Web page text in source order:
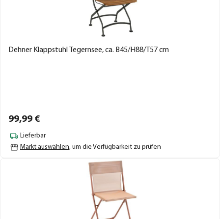
Dehner Klappstuhl Tegernsee, ca. B45/H88/T57 cm
99,99 €
Lieferbar
Markt auswählen, um die Verfügbarkeit zu prüfen